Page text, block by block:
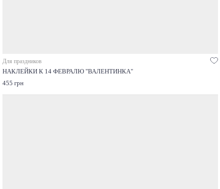
Для праздников
НАКЛЕЙКИ К 14 ФЕВРАЛЮ "ВАЛЕНТИНКА"
455 грн